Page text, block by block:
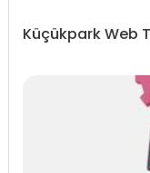
Küçükpark Web